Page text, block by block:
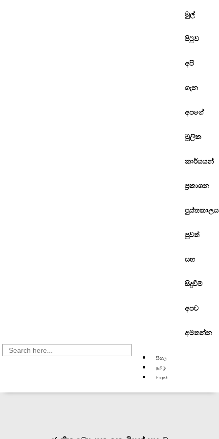
මුල්
පිටුව
අපි
ගැන
අපගේ
මූලික
කාර්යයන්
ප්‍රකාශන
පුස්තකාලය
පුවත්
සහ
සිදුවීම්
අපව
අමතන්න
Search
for:
සිංහල
தமிழ்
English